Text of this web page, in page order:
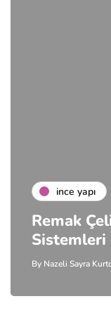
i̇nce yapı
Remak
Sistemleri
By Nazeli Sayra